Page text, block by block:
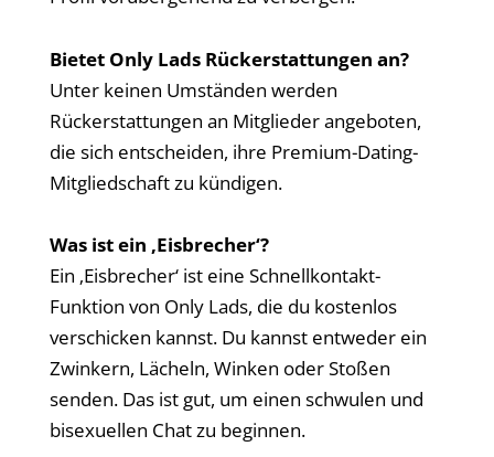
Bietet Only Lads Rückerstattungen an?
Unter keinen Umständen werden
Rückerstattungen an Mitglieder angeboten,
die sich entscheiden, ihre Premium-Dating-
Mitgliedschaft zu kündigen.
Was ist ein ‚Eisbrecher‘?
Ein ‚Eisbrecher‘ ist eine Schnellkontakt-
Funktion von Only Lads, die du kostenlos
verschicken kannst. Du kannst entweder ein
Zwinkern, Lächeln, Winken oder Stoßen
senden. Das ist gut, um einen schwulen und
bisexuellen Chat zu beginnen.